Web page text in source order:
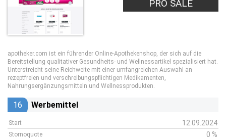
PRO SALE
apotheker.com ist ein führender Online-Apothekenshop, der sich auf die
Bereitstellung qualitativer Gesundheits- und Wellnessartikel spezialisiert hat.
Unterstreicht seine Reichweite mit einer umfangreichen Auswahl an
rezeptfreien und verschreibungspflichtigen Medikamenten,
Nahrungsergänzungsmitteln und Wellnessprodukten.
16 Werbemittel
Start 12.09.2024
Stornoquote 0 %